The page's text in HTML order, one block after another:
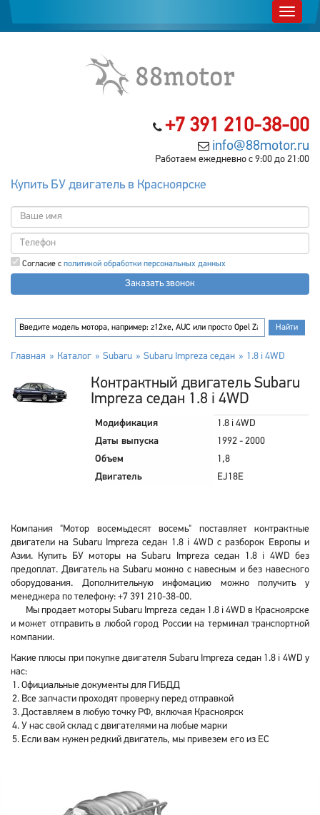
+7 391 210-38-00
info@88motor.ru
Работаем ежедневно с 9:00 до 21:00
Купить БУ двигатель в Красноярске
Согласие с политикой обработки персональных данных
Заказать звонок
Главная Каталог Subaru Subaru Impreza седан 1.8 i 4WD
Контрактный двигатель Subaru
Impreza седан 1.8 i 4WD
Модификация
1.8 i 4WD
Даты выпуска
1992 - 2000
Объем
1,8
Двигатель
EJ18E
Компания "Мотор восемьдесят восемь" поставляет контрактные
двигатели на Subaru Impreza седан 1.8 i 4WD с разборок Европы и
Азии. Купить БУ моторы на Subaru Impreza седан 1.8 i 4WD без
предоплат. Двигатель на Subaru можно с навесным и без навесного
оборудования. Дополнительную инфомацию можно получить у
менеджера по телефону: +7 391 210-38-00.
Мы продает моторы Subaru Impreza седан 1.8 i 4WD в Красноярске
и может отправить в любой город России на терминал транспортной
компании.
Какие плюсы при покупке двигателя Subaru Impreza седан 1.8 i 4WD у
нас:
Официальные документы для ГИБДД
Все запчасти проходят проверку перед отправкой
Доставляем в любую точку РФ, включая Красноярск
У нас свой склад с двигателями на любые марки
Если вам нужен редкий двигатель, мы привезем его из ЕС